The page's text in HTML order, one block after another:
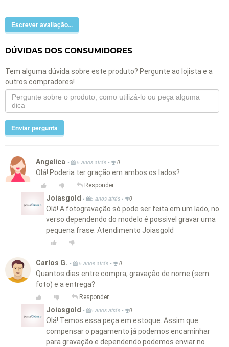
Escrever avaliação...
DÚVIDAS DOS CONSUMIDORES
Tem alguma dúvida sobre este produto? Pergunte ao lojista e a
outros compradores!
Enviar pergunta
Angelica • 5 anos atrás • 0
Olá! Poderia ter gração em ambos os lados?
Responder
Joiasgold • 5 anos atrás • 0
Olá! A fotogravação só pode ser feita em um lado, no
verso dependendo do modelo é possivel gravar uma
pequena frase. Atendimento Joiasgold
Carlos G. • 5 anos atrás • 0
Quantos dias entre compra, gravação de nome (sem
foto) e a entrega?
Responder
Joiasgold • 5 anos atrás • 0
Olá! Temos essa peça em estoque. Assim que
compensar o pagamento já podemos encaminhar
para gravação e dependendo podemos enviar no